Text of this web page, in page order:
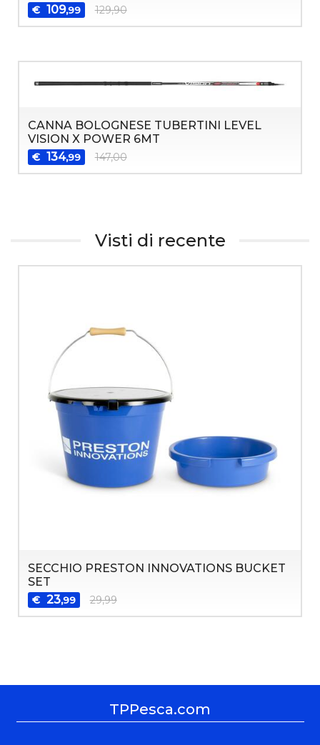
€ 109,99 129,90
CANNA BOLOGNESE TUBERTINI LEVEL
VISION X POWER 6MT
€ 134,99 147,00
Visti di recente
SECCHIO PRESTON INNOVATIONS BUCKET
SET
€ 23,99 29,99
TPPesca.com